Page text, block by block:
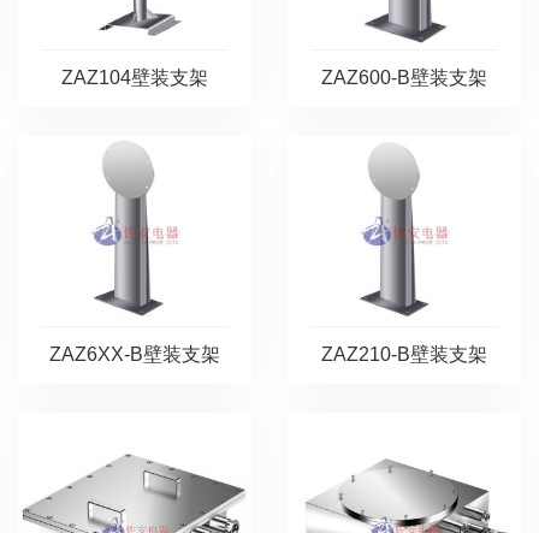
ZAZ104壁装支架 ZAZ600-B壁装支架
ZAZ6XX-B壁装支架 ZAZ210-B壁装支架